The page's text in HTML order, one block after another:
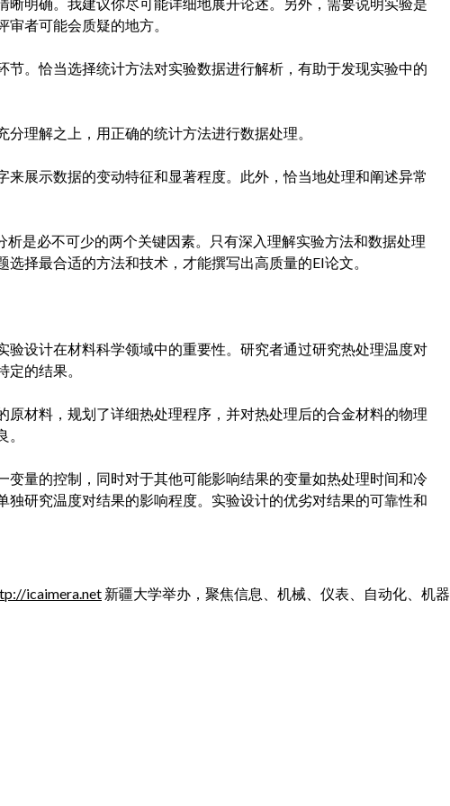
者可能会质疑的地方。
节。恰当选择统计方法对实验数据进行解析，有助于发现实验中的
理解之上，用正确的统计方法进行数据处理。
来展示数据的变动特征和显著程度。此外，恰当地处理和阐述异常
析是必不可少的两个关键因素。只有深入理解实验方法和数据处理
择最合适的方法和技术，才能撰写出高质量的EI论文。
验设计在材料科学领域中的重要性。研究者通过研究热处理温度对
的结果。
原材料，规划了详细热处理程序，并对热处理后的合金材料的物理
变量的控制，同时对于其他可能影响结果的变量如热处理时间和冷
独研究温度对结果的影响程度。实验设计的优劣对结果的可靠性和
icaimera.net 新疆大学举办，聚焦信息、机械、仪表、自动化、机器